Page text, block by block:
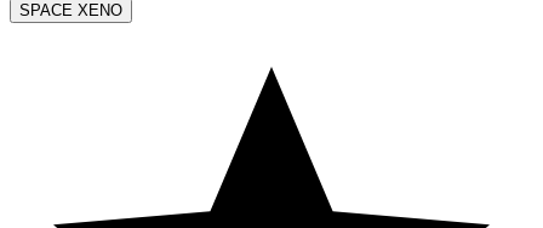
SPACE XENO